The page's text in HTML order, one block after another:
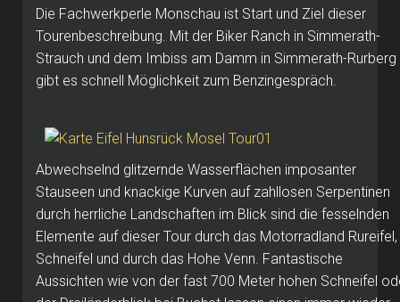
Die Fachwerkperle Monschau ist Start und Ziel dieser
Tourenbeschreibung. Mit der Biker Ranch in Simmerath-
Strauch und dem Imbiss am Damm in Simmerath-Rurberg
gibt es schnell Möglichkeit zum Benzingespräch.
Abwechselnd glitzernde Wasserflächen imposanter
Stauseen und knackige Kurven auf zahllosen Serpentinen
durch herrliche Landschaften im Blick sind die fesselnden
Elemente auf dieser Tour durch das Motorradland Rureifel,
Schneifel und durch das Hohe Venn. Fantastische
Aussichten wie von der fast 700 Meter hohen Schneifel